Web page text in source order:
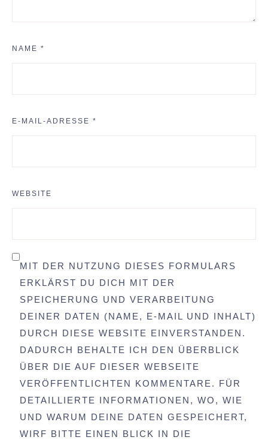
NAME *
E-MAIL-ADRESSE *
WEBSITE
MIT DER NUTZUNG DIESES FORMULARS
ERKLÄRST DU DICH MIT DER
SPEICHERUNG UND VERARBEITUNG
DEINER DATEN (NAME, E-MAIL UND INHALT)
DURCH DIESE WEBSITE EINVERSTANDEN.
DADURCH BEHALTE ICH DEN ÜBERBLICK
ÜBER DIE AUF DIESER WEBSEITE
VERÖFFENTLICHTEN KOMMENTARE. FÜR
DETAILLIERTE INFORMATIONEN, WO, WIE
UND WARUM DEINE DATEN GESPEICHERT,
WIRF BITTE EINEN BLICK IN DIE